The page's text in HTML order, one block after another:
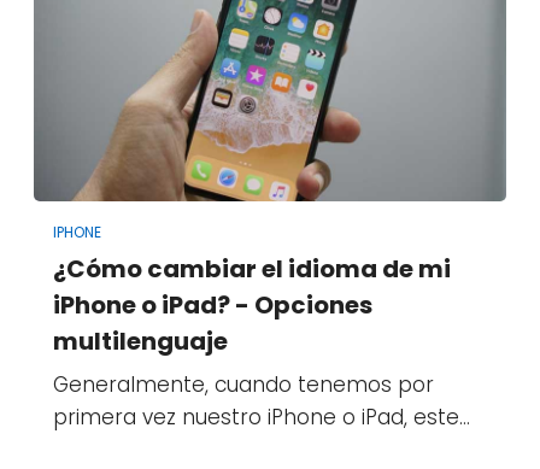
IPHONE
¿Cómo cambiar el idioma de mi
iPhone o iPad? - Opciones
multilenguaje
Generalmente, cuando tenemos por
primera vez nuestro iPhone o iPad, este…